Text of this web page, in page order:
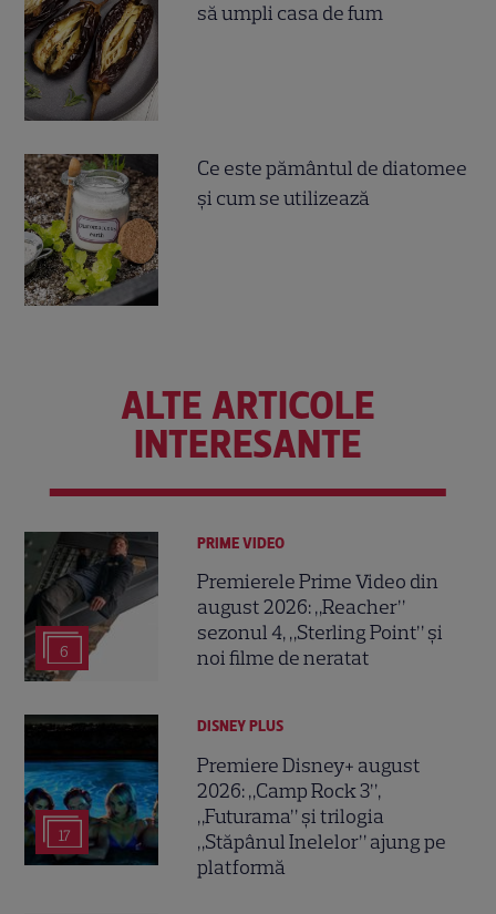
să umpli casa de fum
Ce este pământul de diatomee
și cum se utilizează
ALTE ARTICOLE
INTERESANTE
6
PRIME VIDEO
Premierele Prime Video din
august 2026: „Reacher”
sezonul 4, „Sterling Point” și
noi filme de neratat
17
DISNEY PLUS
Premiere Disney+ august
2026: „Camp Rock 3”,
„Futurama” și trilogia
„Stăpânul Inelelor” ajung pe
platformă